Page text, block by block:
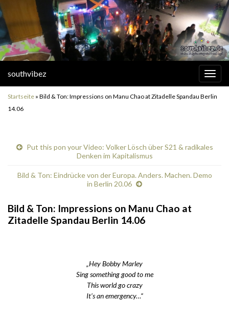
southvibez
Startseite » Bild & Ton: Impressions on Manu Chao at Zitadelle Spandau Berlin
14.06
Put this pon your Video: Volker Lösch über S21 & radikales
Denken im Kapitalismus
Bild & Ton: Eindrücke von der Europa. Anders. Machen. Demo
in Berlin 20.06
Bild & Ton: Impressions on Manu Chao at
Zitadelle Spandau Berlin 14.06
„Hey Bobby Marley
Sing something good to me
This world go crazy
It’s an emergency…“